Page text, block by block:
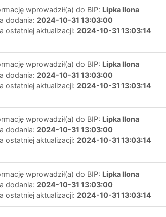
wprowadził(a) do BIP: Lipka Ilona
dodania: 2024-10-31 13:03:00
ostatniej aktualizacji: 2024-10-31 13:03:14
wprowadził(a) do BIP: Lipka Ilona
dodania: 2024-10-31 13:03:00
ostatniej aktualizacji: 2024-10-31 13:03:14
wprowadził(a) do BIP: Lipka Ilona
dodania: 2024-10-31 13:03:00
ostatniej aktualizacji: 2024-10-31 13:03:14
wprowadził(a) do BIP: Lipka Ilona
dodania: 2024-10-31 13:03:00
ostatniej aktualizacji: 2024-10-31 13:03:14